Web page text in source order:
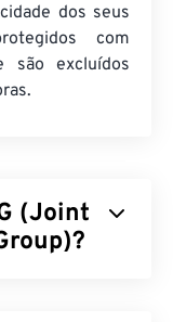
dos seus
com
excluídos
(Joint